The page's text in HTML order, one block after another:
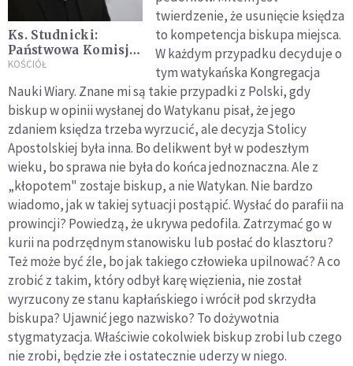
Ks. Studnicki:
Państwowa Komisja
ds. Pedofilii
opinię publiczną
KOŚCIÓŁ
twierdzenie, że usunięcie księdza
to kompetencja biskupa miejsca.
W każdym przypadku decyduje o
tym watykańska Kongregacja
Nauki Wiary. Znane mi są takie przypadki z Polski, gdy
biskup w opinii wysłanej do Watykanu pisał, że jego
zdaniem księdza trzeba wyrzucić, ale decyzja Stolicy
Apostolskiej była inna. Bo delikwent był w podeszłym
wieku, bo sprawa nie była do końca jednoznaczna. Ale z
„kłopotem" zostaje biskup, a nie Watykan. Nie bardzo
wiadomo, jak w takiej sytuacji postąpić. Wysłać do parafii na
prowincji? Powiedzą, że ukrywa pedofila. Zatrzymać go w
kurii na podrzędnym stanowisku lub posłać do klasztoru?
Też może być źle, bo jak takiego człowieka upilnować? A co
zrobić z takim, który odbył karę więzienia, nie został
wyrzucony ze stanu kapłańskiego i wrócił pod skrzydła
biskupa? Ujawnić jego nazwisko? To dożywotnia
stygmatyzacja. Właściwie cokolwiek biskup zrobi lub czego
nie zrobi, będzie złe i ostatecznie uderzy w niego.